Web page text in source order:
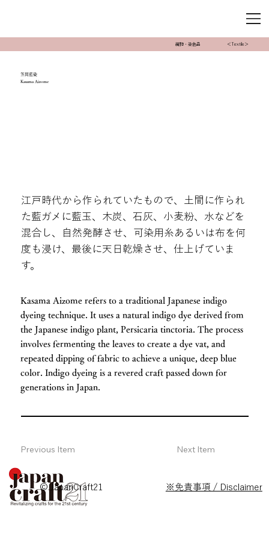
織物・染色品 ＜Textile＞
笠間藍染
Kasama Aizome
江戸時代から作られていたもので、土間に作られ
た藍ガメに藍玉、木炭、石灰、小麦粉、水などを
混合し、自然発酵させ、可染用糸あるいは布を何
度も浸け、最後に天日乾燥させ、仕上げていま
す。
Kasama Aizome refers to a traditional Japanese indigo
dyeing technique. It uses a natural indigo dye derived from
the Japanese indigo plant, Persicaria tinctoria. The process
involves fermenting the leaves to create a dye vat, and
repeated dipping of fabric to achieve a unique, deep blue
color. Indigo dyeing is a revered craft passed down for
generations in Japan.
Previous Item Next Item
© JapanCraft21 ※免責事項 / Disclaimer